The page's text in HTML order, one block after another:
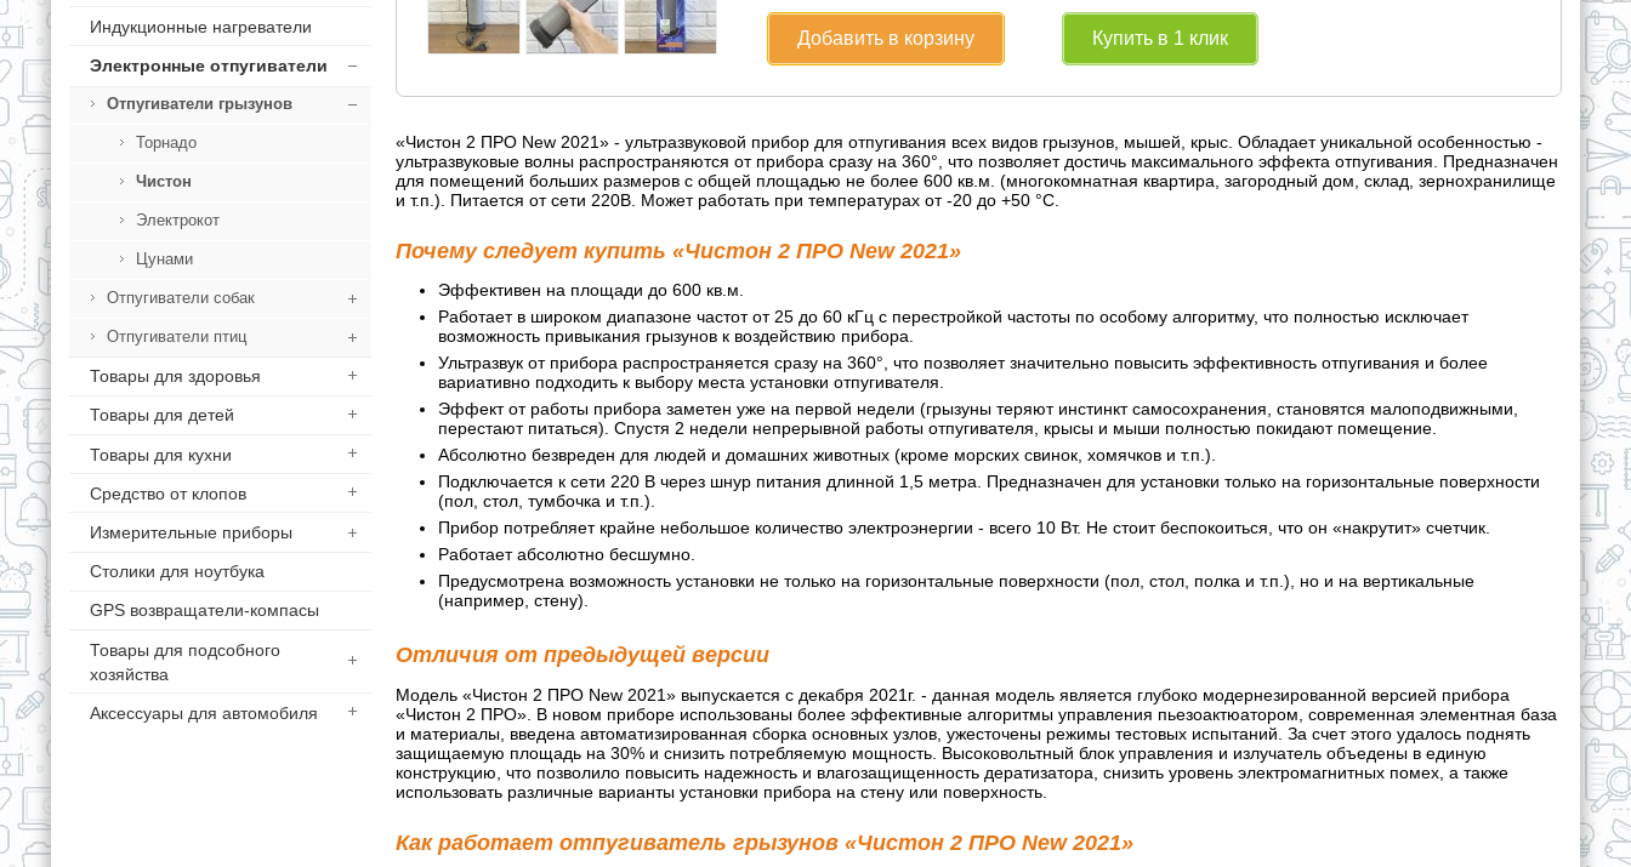
Индукционные нагреватели
Электронные отпугиватели
Отпугиватели грызунов
Торнадо
Чистон
Электрокот
Цунами
Отпугиватели собак
Отпугиватели птиц
Товары для здоровья
Товары для детей
Товары для кухни
Средство от клопов
Измерительные приборы
Столики для ноутбука
GPS возвращатели-компасы
Товары для подсобного
хозяйства
Аксессуары для автомобиля
Добавить в корзину Купить в 1 клик
«Чистон 2 ПРО New 2021» - ультразвуковой прибор для отпугивания всех видов грызунов, мышей, крыс. Обладает уникальной особенностью -
ультразвуковые волны распространяются от прибора сразу на 360°, что позволяет достичь максимального эффекта отпугивания. Предназначен
для помещений больших размеров с общей площадью не более 600 кв.м. (многокомнатная квартира, загородный дом, склад, зернохранилище
и т.п.). Питается от сети 220В. Может работать при температурах от -20 до +50 °С.
Почему следует купить «Чистон 2 ПРО New 2021»
Эффективен на площади до 600 кв.м.
Работает в широком диапазоне частот от 25 до 60 кГц с перестройкой частоты по особому алгоритму, что полностью исключает
возможность привыкания грызунов к воздействию прибора.
Ультразвук от прибора распространяется сразу на 360°, что позволяет значительно повысить эффективность отпугивания и более
вариативно подходить к выбору места установки отпугивателя.
Эффект от работы прибора заметен уже на первой недели (грызуны теряют инстинкт самосохранения, становятся малоподвижными,
перестают питаться). Спустя 2 недели непрерывной работы отпугивателя, крысы и мыши полностью покидают помещение.
Абсолютно безвреден для людей и домашних животных (кроме морских свинок, хомячков и т.п.).
Подключается к сети 220 В через шнур питания длинной 1,5 метра. Предназначен для установки только на горизонтальные поверхности
(пол, стол, тумбочка и т.п.).
Прибор потребляет крайне небольшое количество электроэнергии - всего 10 Вт. Не стоит беспокоиться, что он «накрутит» счетчик.
Работает абсолютно бесшумно.
Предусмотрена возможность установки не только на горизонтальные поверхности (пол, стол, полка и т.п.), но и на вертикальные
(например, стену).
Отличия от предыдущей версии
Модель «Чистон 2 ПРО New 2021» выпускается с декабря 2021г. - данная модель является глубоко модернезированной версией прибора
«Чистон 2 ПРО». В новом приборе использованы более эффективные алгоритмы управления пьезоактюатором, современная элементная база
и материалы, введена автоматизированная сборка основных узлов, ужесточены режимы тестовых испытаний. За счет этого удалось поднять
защищаемую площадь на 30% и снизить потребляемую мощность. Высоковольтный блок управления и излучатель объедены в единую
конструкцию, что позволило повысить надежность и влагозащищенность дератизатора, снизить уровень электромагнитных помех, а также
использовать различные варианты установки прибора на стену или поверхность.
Как работает отпугиватель грызунов «Чистон 2 ПРО New 2021»